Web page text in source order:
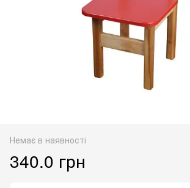
Немає в наявності
340.0 грн